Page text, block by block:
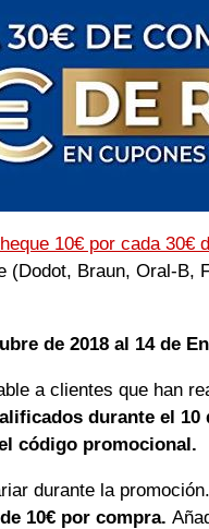
10€ por cada 30€
(Dodot, Braun, Oral-B,
de 2018 al 14 de
a clientes que han
durante el 10
código promocional.
durante la promoción.
10€ por compra.